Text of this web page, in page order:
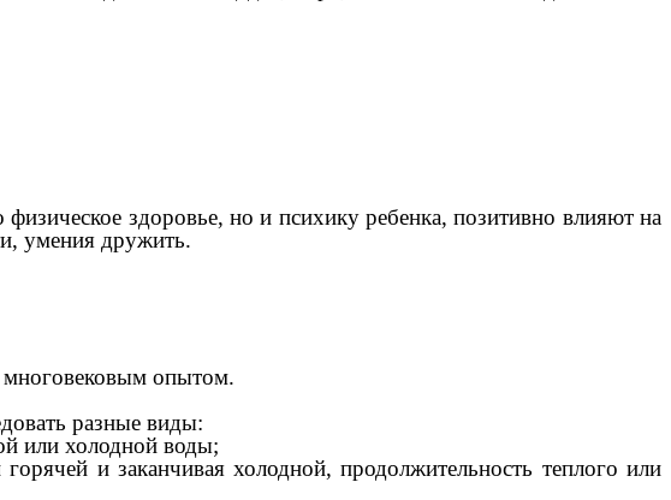
здоровье, но и психику ребенка, позитивно влияют на
умения дружить.
многовековым опытом.
разные виды:
или холодной воды;
и заканчивая холодной, продолжительность теплого или